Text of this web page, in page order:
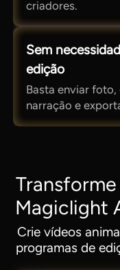
criadores.
Sem
edição
Basta enviar
narração e
Magiclight
Crie vídeos
programas de